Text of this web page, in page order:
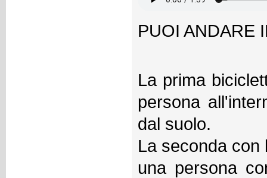
PUOI ANDARE
La prima
persona
dal suolo.
La seconda con
una persona